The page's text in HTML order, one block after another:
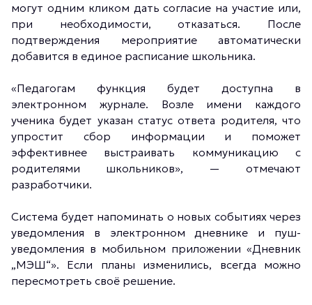
могут одним кликом дать согласие на участие или,
при необходимости, отказаться. После
подтверждения мероприятие автоматически
добавится в единое расписание школьника.
«Педагогам функция будет доступна в
электронном журнале. Возле имени каждого
ученика будет указан статус ответа родителя, что
упростит сбор информации и поможет
эффективнее выстраивать коммуникацию с
родителями школьников», — отмечают
разработчики.
Система будет напоминать о новых событиях через
уведомления в электронном дневнике и пуш-
уведомления в мобильном приложении «Дневник
„МЭШ“». Если планы изменились, всегда можно
пересмотреть своё решение.